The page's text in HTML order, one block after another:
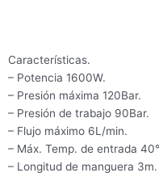
Características.
– Potencia 1600W.
– Presión máxima 120Bar.
– Presión de trabajo 90Bar.
– Flujo máximo 6L/min.
– Máx. Temp. de entrada
– Longitud de manguera 3m.